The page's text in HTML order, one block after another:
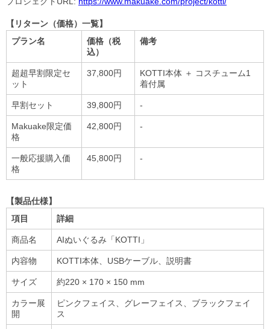
【リターン（価格）一覧】
プラン名
価格（税
込）
備考
超超早割限定セ
ット
37,800円
KOTTI本体 ＋ コスチューム1
着付属
早割セット 39,800円 -
Makuake限定価
格
42,800円 -
一般応援購入価
格
45,800円 -
【製品仕様】
項目
詳細
商品名 AIぬいぐるみ「KOTTI」
内容物 KOTTI本体、USBケーブル、説明書
サイズ 約220 × 170 × 150 mm
カラー展
開
ピンクフェイス、グレーフェイス、ブラックフェイ
ス